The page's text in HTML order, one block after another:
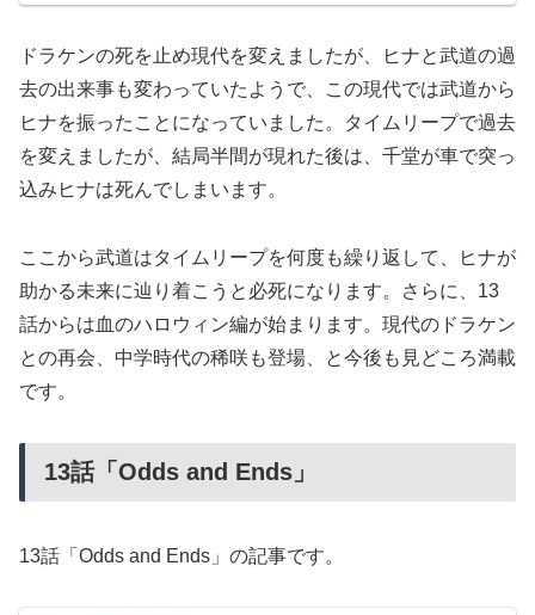
ドラケンの死を止め現代を変えましたが、ヒナと武道の過
去の出来事も変わっていたようで、この現代では武道から
ヒナを振ったことになっていました。タイムリープで過去
を変えましたが、結局半間が現れた後は、千堂が車で突っ
込みヒナは死んでしまいます。
ここから武道はタイムリープを何度も繰り返して、ヒナが
助かる未来に辿り着こうと必死になります。さらに、13
話からは血のハロウィン編が始まります。現代のドラケン
との再会、中学時代の稀咲も登場、と今後も見どころ満載
です。
13話「Odds and Ends 」
13話「Odds and Ends」の記事です。